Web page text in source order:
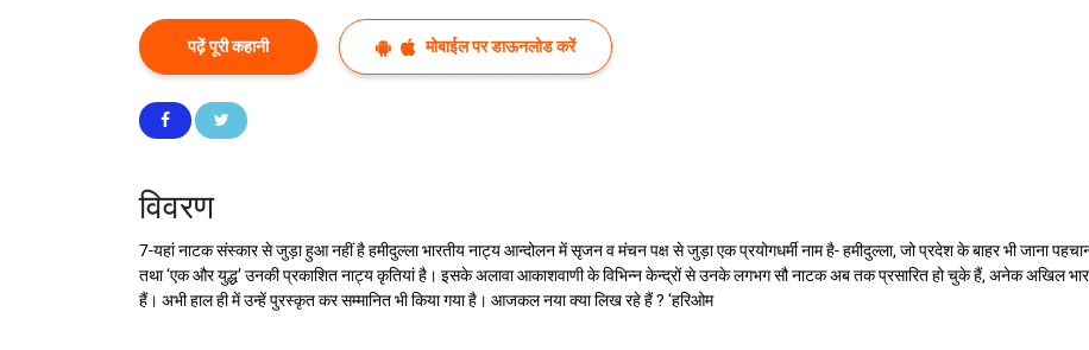
पढ़ें पूरी कहानी मोबाईल पर डाऊनलोड करें
विवरण
7-यहां नाटक संस्कार से जुड़ा हुआ नहीं है हमीदुल्ला भारतीय नाट्य आन्दोलन में सृजन व मंचन पक्ष से जुड़ा एक प्रयोगधर्मी नाम है- हमीदुल्ला, जो प्रदेश के बाहर भी जाना पहचाना
तथा ‘एक और युद्ध’ उनकी प्रकाशित नाट्य कृतियां है। इसके अलावा आकाशवाणी के विभिन्न केन्द्रों से उनके लगभग सौ नाटक अब तक प्रसारित हो चुके हैं, अनेक अखिल
हैं। अभी हाल ही में उन्हें पुरस्कृत कर सम्मानित भी किया गया है। आजकल नया क्या लिख रहे हैं ? ‘हरिओम